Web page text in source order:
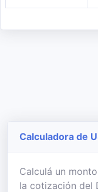
Calculadora de
Calculá un
la cotización del